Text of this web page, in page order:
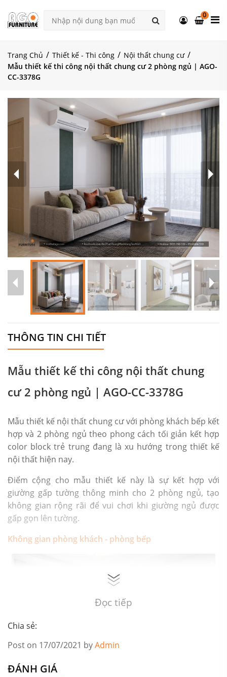
0
Trang Chủ Thiết kế - Thi công
Nội thất chung cư
Mẫu thiết kế thi công nội thất chung cư 2 phòng ngủ | AGO-
CC-3378G
THÔNG TIN CHI TIẾT
Mẫu thiết kế thi công nội thất chung
cư 2 phòng ngủ | AGO-CC-3378G
Mẫu thiết kế nội thất chung cư với phòng khách bếp kết
hợp và 2 phòng ngủ theo phong cách tối giản kết hợp
color block trẻ trung đang là xu hướng trong thiết kế
nội thất hiện nay.
Điểm cộng cho mẫu thiết kế này là sự kết hợp với
giường gấp tường thông minh cho 2 phòng ngủ, tạo
không gian rộng rãi để vui chơi khi giường ngủ được
gấp gọn lên tường.
Không gian phòng khách - phòng bếp
Đọc tiếp
Chia sẻ:
Post on 17/07/2021 byAdmin
ĐÁNH GIÁ